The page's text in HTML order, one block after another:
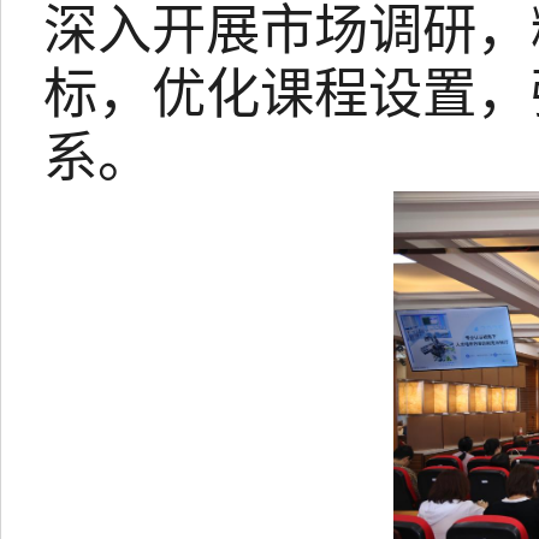
深入开展市场调研
标，优化课程设置
系。